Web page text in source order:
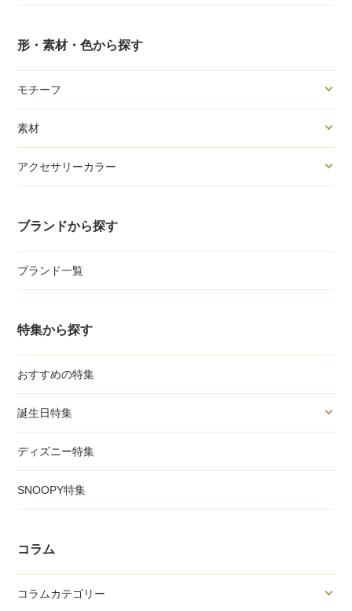
形・素材・色から探す
モチーフ
素材
アクセサリーカラー
ブランドから探す
ブランド一覧
特集から探す
おすすめの特集
誕生日特集
ディズニー特集
SNOOPY特集
コラム
コラムカテゴリー